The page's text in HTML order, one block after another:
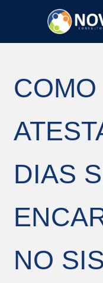
COMO
DIAS
NO